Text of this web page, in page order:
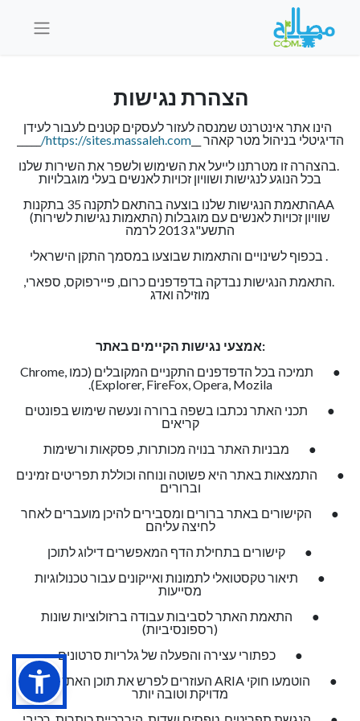
הצהרת נגישות
הינו אתר אינטרנט שמנסה לעזור לעסקים קטנים לעבור לעידן
הדיגיטלי בניהול מטר קאהר __https://sites.massaleh.com/
_____
.בהצהרה זו מטרתנו לייעל את השימוש ולשפר את השירות שלנו
בכל הנוגע לנגישות ושוויון זכויות לאנשים בעלי מוגבלויות
AAהתאמת הנגישות שלנו בוצעה בהתאם לתקנה 35 בתקנות
שוויון זכויות לאנשים עם מוגבלות (התאמות נגישות לשירות)
התשע"ג 2013 לרמה
. בכפוף לשינויים והתאמות שבוצעו במסמך התקן הישראלי
.התאמת הנגישות נבדקה בדפדפנים כרום, פיירפוקס, ספארי,
מוזילה ואדג
:אמצעי נגישות הקיימים באתר
● תמיכה בכל הדפדפנים התקניים המקובלים (כמו Chrome,
Explorer, FireFox, Opera, Mozila).
● תכני האתר נכתבו בשפה ברורה ונעשה שימוש בפונטים
קריאים
● מבניות האתר בנויה מכותרות, פסקאות ורשימות
● התמצאות באתר היא פשוטה ונוחה וכוללת תפריטים זמינים
וברורים
● הקישורים באתר ברורים ומסבירים להיכן מועברים לאחר
לחיצה עליהם
● קישורים בתחילת הדף המאפשרים דילוג לתוכן
● תיאור טקסטואלי לתמונות ואייקונים עבור טכנולוגיות
מסייעות
● התאמת האתר לסביבות עבודה ברזולוציות שונות
(רספונסיביות)
● כפתורי עצירה והפעלה של גלריות סרטונים
● הוטמעו חוקי ARIA העוזרים לפרש את תוכן האתר בצורה
מדויקת וטובה יותר